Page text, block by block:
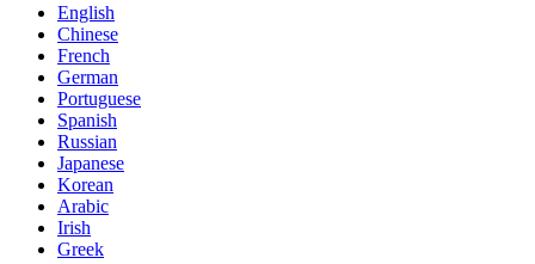
English
Chinese
French
German
Portuguese
Spanish
Russian
Japanese
Korean
Arabic
Irish
Greek